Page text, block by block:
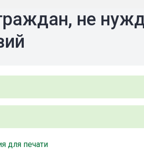
не
для печати